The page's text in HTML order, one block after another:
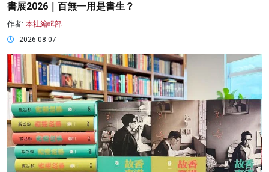
書展2026｜百無一用是書生？
作者: 本社編輯部
2026-08-07